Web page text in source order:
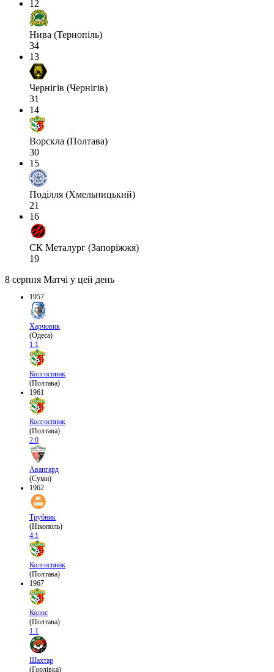
12
Нива (Тернопіль)
34
13
Чернігів (Чернігів)
31
14
Ворскла (Полтава)
30
15
Поділля (Хмельницький)
21
16
СК Металург (Запоріжжя)
19
8 серпня Матчі у цей день
1957
Харчовик
(Одеса)
1:1
Колгоспник
(Полтава)
1961
Колгоспник
(Полтава)
2:0
Авангард
(Суми)
1962
Трубник
(Нікополь)
4:1
Колгоспник
(Полтава)
1967
Колос
(Полтава)
1:1
Шахтар
(Горлівка)